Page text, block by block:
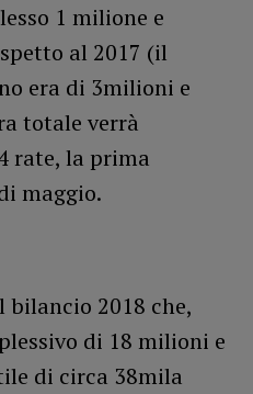
1 milione e
al 2017 (il
era di 3milioni e
totale verrà
rate, la prima
maggio.
bilancio 2018 che,
di 18 milioni e
di circa 38mila